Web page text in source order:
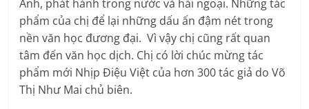
Anh, phát hành trong nước và hải ngoại. Những tác
phẩm của chị để lại những dấu ấn đậm nét trong
nền văn học đương đại. Vì vậy chị cũng rất quan
tâm đến văn học dịch. Chị có lời chúc mừng tác
phẩm mới Nhịp Điệu Việt của hơn 300 tác giả do Võ
Thị Như Mai chủ biên.